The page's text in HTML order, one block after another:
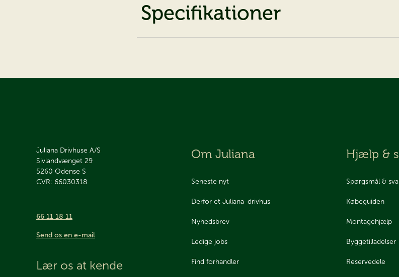
Specifikationer
Juliana Drivhuse A/S
Sivlandvænget 29
5260 Odense S
CVR: 66030318
66 11 18 11
Send os en e-mail
Lær os at kende
Om Juliana
Seneste nyt
Derfor et Juliana-drivhus
Nyhedsbrev
Ledige jobs
Find forhandler
Hjælp &
Spørgsmål &
Købeguiden
Montagehjælp
Byggetilladelser
Reservedele